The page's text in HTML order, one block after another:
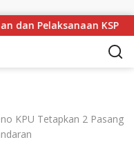
KSP
KPU Tetapkan 2 Pasang